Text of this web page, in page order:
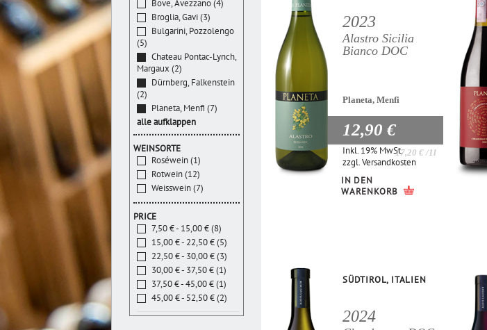
2023
Alastro Sicilia
Bianco DOC
Planeta, Menfi
12,90 €
17,20 € /1l
Inkl. 19% MwSt.
zzgl.Versandkosten
IN DEN
WARENKORB
SÜDTIROL, ITALIEN
2024
Bove, Avezzano (4)
Broglia, Gavi (3)
Bulgarini, Pozzolengo
(5)
Chateau Pontac-Lynch,
Margaux (2)
Dürnberg, Falkenstein
(2)
Planeta, Menfi (7)
alle aufklappen
WEINSORTE
Roséwein (1)
Rotwein (12)
Weisswein (7)
PRICE
7,50 € - 15,00 € (8)
15,00 € - 22,50 € (5)
22,50 € - 30,00 € (3)
30,00 € - 37,50 € (1)
37,50 € - 45,00 € (1)
45,00 € - 52,50 € (2)